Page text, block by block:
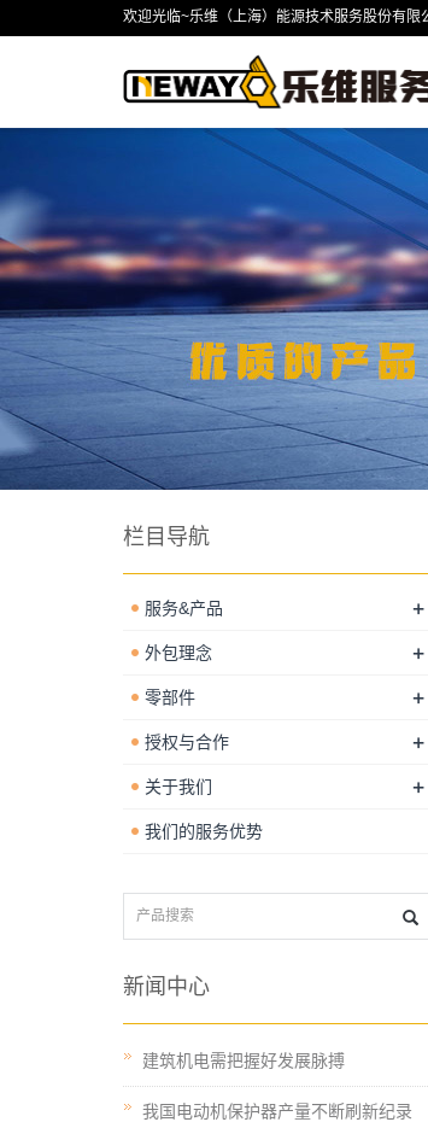
欢迎光临~乐维（上海）能源技术服务股份有限
栏目导航
服务&产品 +
外包理念 +
零部件 +
授权与合作 +
关于我们 +
我们的服务优势
新闻中心
建筑机电需把握好发展脉搏
我国电动机保护器产量不断刷新纪录